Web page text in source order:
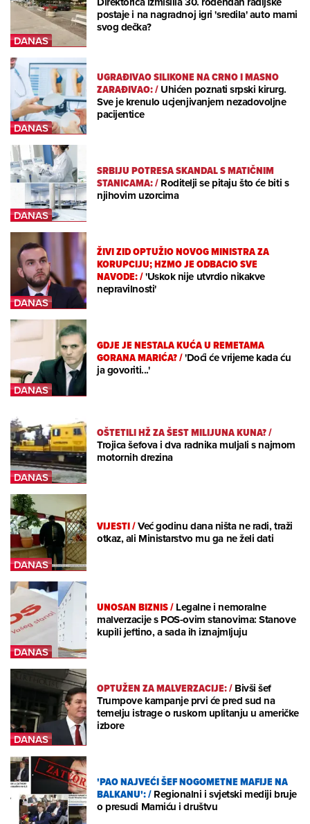
postaje i na nagradnoj igri 'sredila' auto mami
svog dečka?
UGRAĐIVAO SILIKONE NA CRNO I MASNO
ZARAĐIVAO:/Uhićen poznati srpski kirurg.
Sve je krenulo ucjenjivanjem nezadovoljne
pacijentice
SRBIJU POTRESA SKANDAL S MATIČNIM
STANICAMA:/Roditelji se pitaju što će biti s
njihovim uzorcima
ŽIVI ZID OPTUŽIO NOVOG MINISTRA ZA
KORUPCIJU; HZMO JE ODBACIO SVE
NAVODE:/'Uskok nije utvrdio nikakve
nepravilnosti'
GDJE JE NESTALA KUĆA U REMETAMA
GORANA MARIĆA?/'Doći će vrijeme kada ću
ja govoriti...'
OŠTETILI HŽ ZA ŠEST MILIJUNA KUNA?/
Trojica šefova i dva radnika muljali s najmom
motornih drezina
VIJESTI/Već godinu dana ništa ne radi, traži
otkaz, ali Ministarstvo mu ga ne želi dati
UNOSAN BIZNIS/Legalne i nemoralne
malverzacije s POS-ovim stanovima: Stanove
kupili jeftino, a sada ih iznajmljuju
OPTUŽEN ZA MALVERZACIJE:/Bivši šef
Trumpove kampanje prvi će pred sud na
temelju istrage o ruskom uplitanju u američke
izbore
'PAO NAJVEĆI ŠEF NOGOMETNE MAFIJE NA
BALKANU':/Regionalni i svjetski mediji bruje
o presudi Mamiću i društvu